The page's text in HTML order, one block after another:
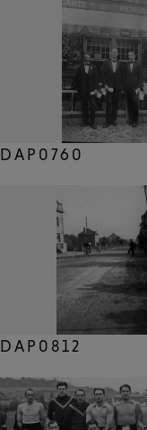
DAP0760
DAP0812